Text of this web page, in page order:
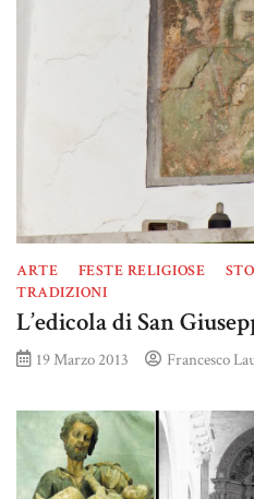
ARTE FESTE RELIGIOSE
TRADIZIONI
L’edicola di San
19 Marzo 2013 Francesco